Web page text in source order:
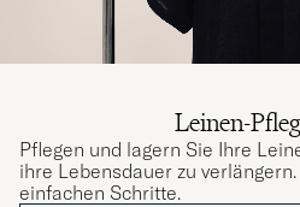
Leinen-
Pflegen und lagern Sie Ihre
ihre Lebensdauer zu
einfachen Schritte.